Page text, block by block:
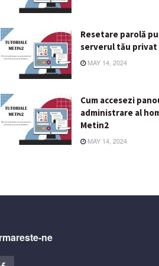
Resetare parolă
serverul tău privat
MAY 14, 2024
Cum accesezi
administrare al
Metin2
MAY 14, 2024
ne